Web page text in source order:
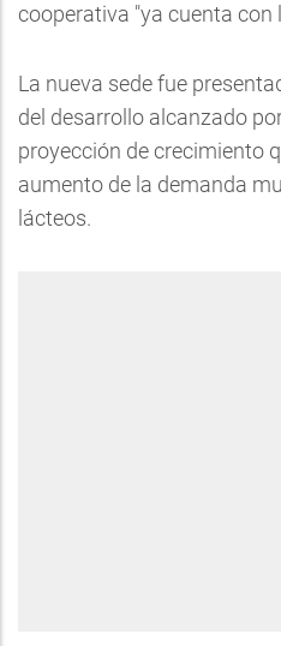
cooperativa "ya cuenta con
La nueva sede fue
del desarrollo alcanzado
proyección de crecimiento
aumento de la demanda
lácteos.